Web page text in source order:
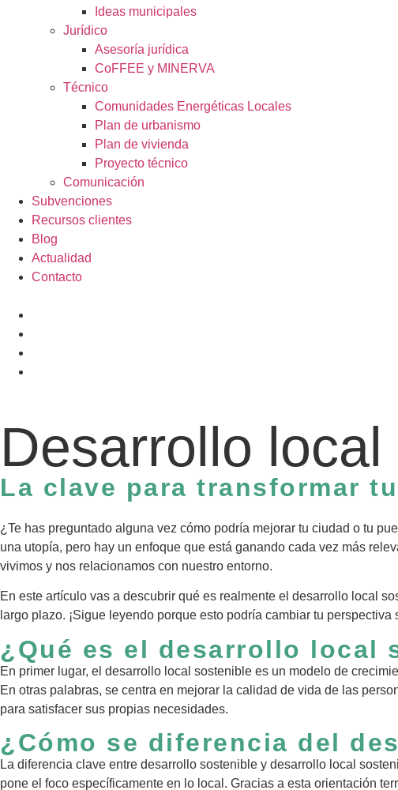
Ideas municipales
Jurídico
Asesoría jurídica
CoFFEE y MINERVA
Técnico
Comunidades Energéticas Locales
Plan de urbanismo
Plan de vivienda
Proyecto técnico
Comunicación
Subvenciones
Recursos clientes
Blog
Actualidad
Contacto
Desarrollo
La clave para transformar
¿Te has preguntado alguna vez cómo podría mejorar tu ciudad o tu
una utopía, pero hay un enfoque que está ganando cada vez más
vivimos y nos relacionamos con nuestro entorno.
En este artículo vas a descubrir qué es realmente el desarrollo local
largo plazo. ¡Sigue leyendo porque esto podría cambiar tu
¿Qué es el desarrollo local
En primer lugar, el desarrollo local sostenible es un modelo de
En otras palabras, se centra en mejorar la calidad de vida de las
para satisfacer sus propias necesidades.
¿Cómo se diferencia del
La diferencia clave entre desarrollo sostenible y desarrollo local
pone el foco específicamente en lo local. Gracias a esta orientación